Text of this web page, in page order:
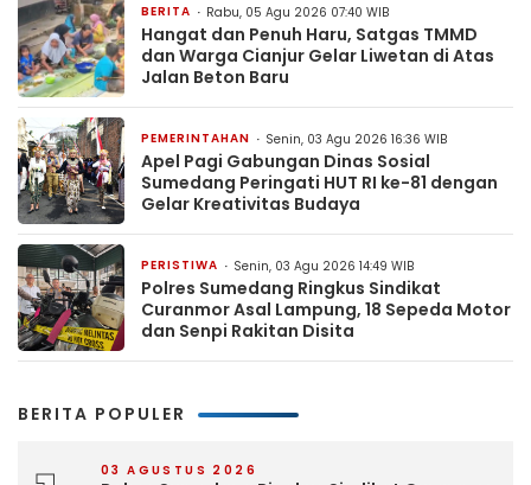
BERITA Rabu, 05 Agu 2026 07:40 WIB
Hangat dan Penuh Haru, Satgas TMMD
dan Warga Cianjur Gelar Liwetan di Atas
Jalan Beton Baru
PEMERINTAHAN Senin, 03 Agu 2026 16:36 WIB
Apel Pagi Gabungan Dinas Sosial
Sumedang Peringati HUT RI ke-81 dengan
Gelar Kreativitas Budaya
PERISTIWA Senin, 03 Agu 2026 14:49 WIB
Polres Sumedang Ringkus Sindikat
Curanmor Asal Lampung, 18 Sepeda Motor
dan Senpi Rakitan Disita
BERITA POPULER
03 AGUSTUS 2026